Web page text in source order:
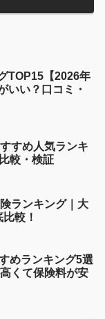
TOP15【2026年
いい？口コミ・
すめ人気ランキ
較・検証
ランキング｜大
較！
めランキング5選
くて保険料が安